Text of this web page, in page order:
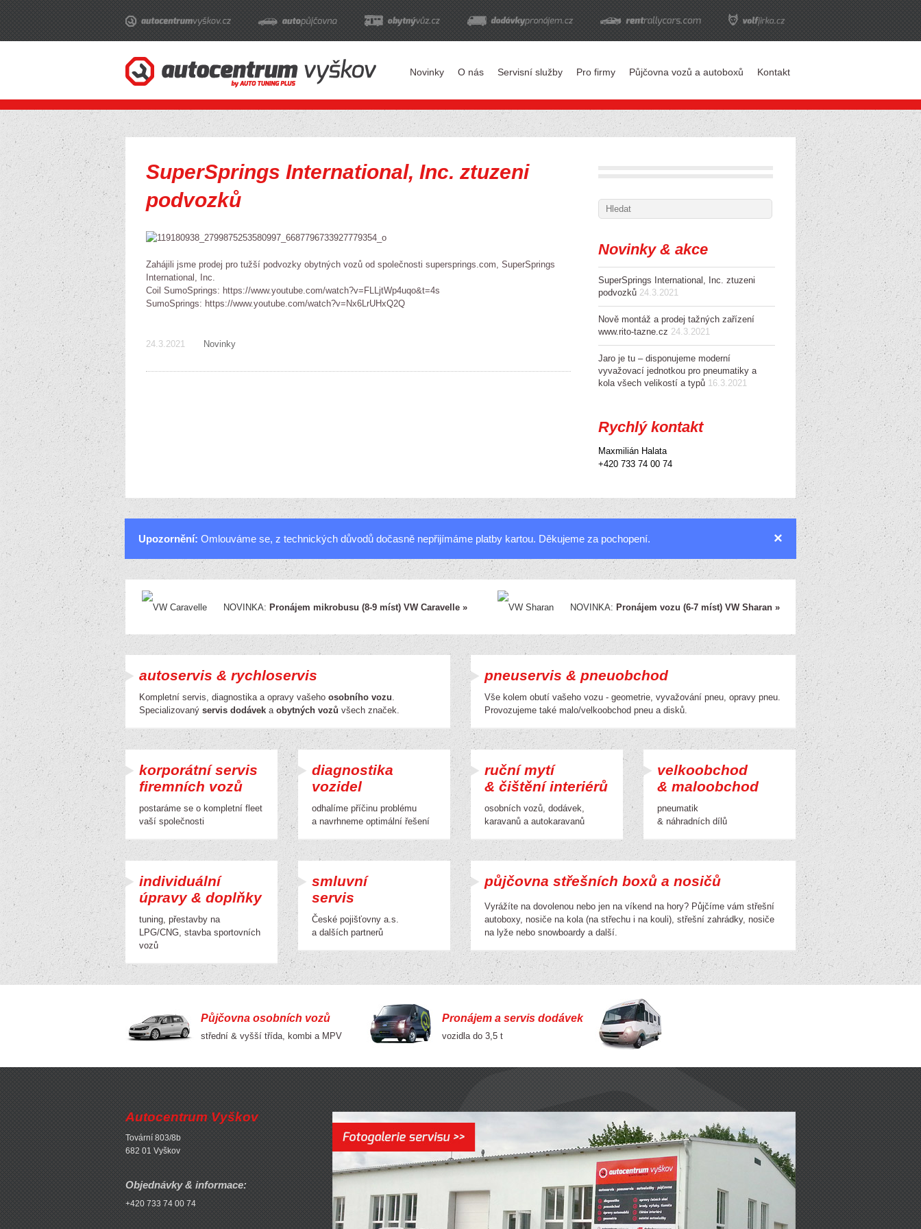
Novinky O nás Servisní služby Pro firmy Půjčovna vozů a autoboxů Kontakt
SuperSprings International, Inc. ztuzeni
podvozků
Zahájili jsme prodej pro tužší podvozky obytných vozů od společnosti supersprings.com, SuperSprings
International, Inc.
Coil SumoSprings: https://www.youtube.com/watch?v=FLLjtWp4uqo&t=4s
SumoSprings: https://www.youtube.com/watch?v=Nx6LrUHxQ2Q
24.3.2021 Novinky
Novinky & akce
SuperSprings International, Inc. ztuzeni
podvozků 24.3.2021
Nově montáž a prodej tažných zařízení
www.rito-tazne.cz 24.3.2021
Jaro je tu – disponujeme moderní
vyvažovací jednotkou pro pneumatiky a
kola všech velikostí a typů 16.3.2021
Rychlý kontakt
Maxmilián Halata
+420 733 74 00 74
×
Upozornění: Omlouváme se, z technických důvodů dočasně nepřijímáme platby kartou. Děkujeme za pochopení.
NOVINKA: Pronájem mikrobusu (8-9 míst) VW Caravelle » NOVINKA: Pronájem vozu (6-7 míst) VW Sharan »
autoservis & rychloservis
Kompletní servis, diagnostika a opravy vašeho osobního vozu.
Specializovaný servis dodávek a obytných vozů všech značek.
pneuservis & pneuobchod
Vše kolem obutí vašeho vozu - geometrie, vyvažování pneu, opravy pneu.
Provozujeme také malo/velkoobchod pneu a disků.
korporátní servis
firemních vozů
postaráme se o kompletní fleet
vaší společnosti
diagnostika
vozidel
odhalíme příčinu problému
a navrhneme optimální řešení
ruční mytí
& čištění interiérů
osobních vozů, dodávek,
karavanů a autokaravanů
velkoobchod
& maloobchod
pneumatik
& náhradních dílů
individuální
úpravy & doplňky
tuning, přestavby na
LPG/CNG, stavba sportovních
vozů
smluvní
servis
České pojišťovny a.s.
a dalších partnerů
půjčovna střešních boxů a nosičů
Vyrážíte na dovolenou nebo jen na víkend na hory? Půjčíme vám střešní
autoboxy, nosiče na kola (na střechu i na kouli), střešní zahrádky, nosiče
na lyže nebo snowboardy a další.
Půjčovna osobních vozů
střední & vyšší třída, kombi a MPV
Pronájem a servis dodávek
vozidla do 3,5 t
Půjčovna obytných vozů
& jejich servis
Autocentrum Vyškov
Tovární 803/8b
682 01 Vyškov
Objednávky & informace:
+420 733 74 00 74